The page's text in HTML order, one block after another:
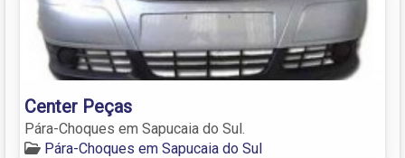
Center Peças
Pára-Choques em Sapucaia do Sul.
Pára-Choques em Sapucaia do Sul